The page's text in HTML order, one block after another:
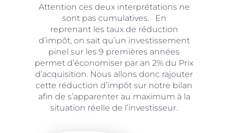
Attention ces deux interprétations ne
sont pas cumulatives. En
reprenant les taux de réduction
d’impôt, on sait qu’un investissement
pinel sur les 9 premières années
permet d’économiser par an 2% du Prix
d’acquisition. Nous allons donc rajouter
cette réduction d’impôt sur notre bilan
afin de s’apparenter au maximum à la
situation réelle de l’investisseur.